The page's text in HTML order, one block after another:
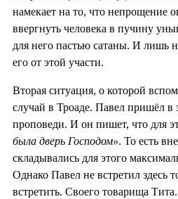
намекает на то, что непрощение
ввергнуть человека в пучину
для него пастью сатаны. И лишь
его от этой участи.
Вторая ситуация, о которой
случай в Троаде. Павел пришёл в
проповеди. И он пишет, что для
была дверь Господом». То есть
складывались для этого
Однако Павел не встретил здесь
встретить. Своего товарища